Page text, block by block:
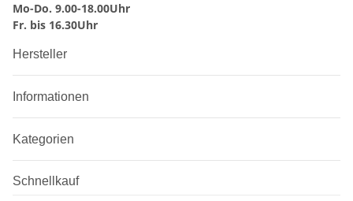
Mo-Do. 9.00-18.00Uhr
Fr. bis 16.30Uhr
Hersteller
Informationen
Kategorien
Schnellkauf